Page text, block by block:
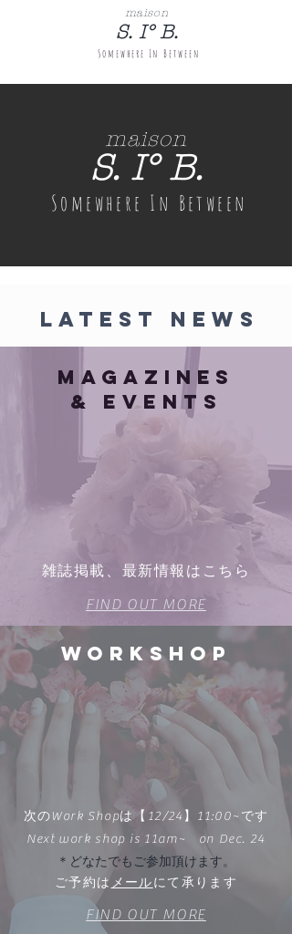
maison
S. I° B.
Somewhere In Between
maison
S. I° B.
Somewhere In Between
LATEST NEWS
Magazines
& Events
雑誌掲載、最新情報はこちら
FIND OUT MORE
Workshop
次のWork Shopは【12/24】11:00~です
​Next work shop is 11am~ on Dec. 24
＊どなたでもご参加頂けます。
​ご予約は メールにて承ります
FIND OUT MORE